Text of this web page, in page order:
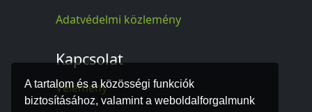
A tartalom és a közösségi funkciók
biztosításához, valamint a weboldalforgalmunk
Adatvédelmi közlemény
Kapcsolat
Vélemény